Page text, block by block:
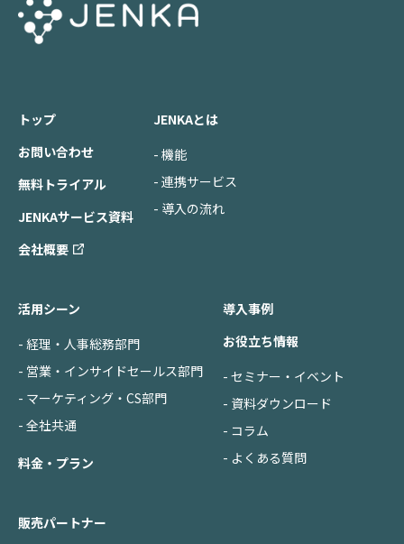
トップ
お問い合わせ
無料トライアル
JENKAサービス資料
会社概要
JENKAとは
- 機能
- 連携サービス
- 導入の流れ
活用シーン
- 経理・人事総務部門
- 営業・インサイドセールス部門
- マーケティング・CS部門
- 全社共通
料金・プラン
導入事例
お役立ち情報
- セミナー・イベント
- 資料ダウンロード
- コラム
- よくある質問
販売パートナー